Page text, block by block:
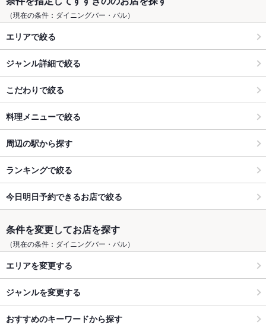
（現在の条件：ダイニングバー・バル）
エリアで絞る
ジャンル詳細で絞る
こだわりで絞る
料理メニューで絞る
周辺の駅から探す
ランキングで絞る
今日明日予約できるお店で絞る
条件を変更してお店を探す
（現在の条件：ダイニングバー・バル）
エリアを変更する
ジャンルを変更する
おすすめのキーワードから探す